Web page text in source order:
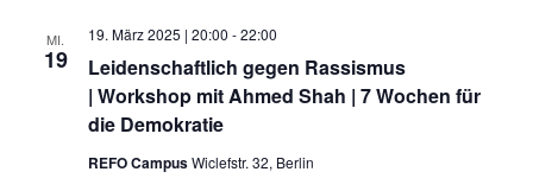
MI.
19
Leidenschaftlich gegen Rassismus
| Workshop mit Ahmed Shah | 7 Wochen für
die Demokratie
19. März 2025 | 20:00 -22:00
REFO CampusWiclefstr. 32, Berlin